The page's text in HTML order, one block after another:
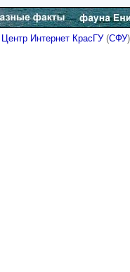
Центр Интернет КрасГУ(СФУ